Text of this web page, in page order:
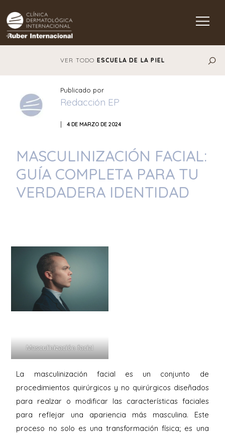
Main Navigation
VER TODO ESCUELA DE LA PIEL
Publicado por
Redacción EP
| 4 DE MARZO DE 2024
MASCULINIZACIÓN FACIAL:
GUÍA COMPLETA PARA TU
VERDADERA IDENTIDAD
Masculinización facial
La masculinización facial es un conjunto de
procedimientos quirúrgicos y no quirúrgicos diseñados
para realzar o modificar las características faciales
para reflejar una apariencia más masculina. Este
proceso no solo es una transformación física; es una